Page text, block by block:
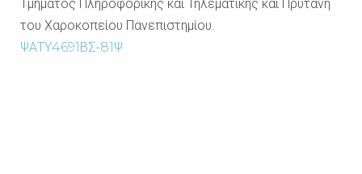
Τμήματος Πληροφορικής και Τηλεματικής και Πρύτανη
του Χαροκοπείου Πανεπιστημίου.
ΨΑΤΥ4691ΒΣ-81Ψ